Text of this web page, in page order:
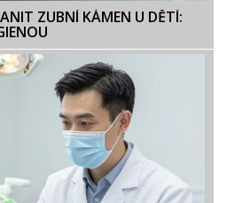
ZUBNÍ KÁMEN U DĚTÍ: